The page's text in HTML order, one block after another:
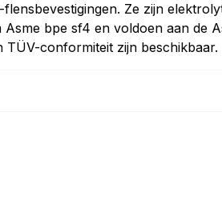
Ze zijn
bpe sf4 en voldoen aan de
TÜV-conformiteit zijn beschikbaar.